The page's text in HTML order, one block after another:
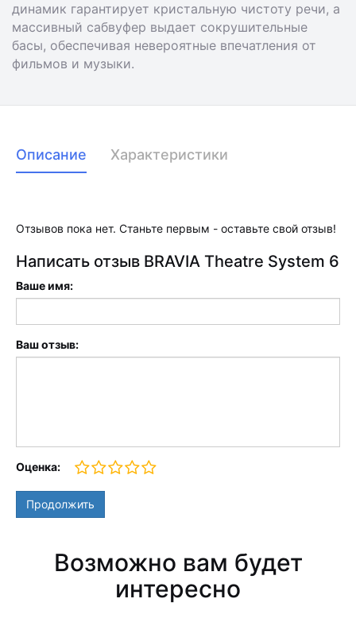
динамик гарантирует кристальную чистоту речи, а
массивный сабвуфер выдает сокрушительные
басы, обеспечивая невероятные впечатления от
фильмов и музыки.
Описание Характеристики
Отзывов пока нет. Станьте первым - оставьте свой отзыв!
Написать отзыв BRAVIA Theatre System 6
Ваше имя:
Ваш отзыв:
Оценка:
Продолжить
Возможно вам будет
интересно